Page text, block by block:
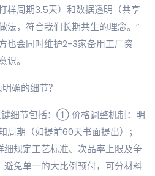
样周期3.5天）和数据透明（共享
法，符合我们长期共生的理念。”
也会同时维护2-3家备用工厂资
。
确的细节？
细节包括：① 价格调整机制：明
期（如提前60天书面提出）；
细规定工艺标准、次品率上限及争
免单一的大比例预付，可分材料